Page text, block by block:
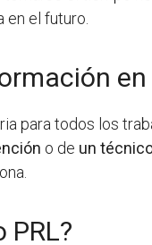
el futuro.
en
para todos los
o de un
PRL?